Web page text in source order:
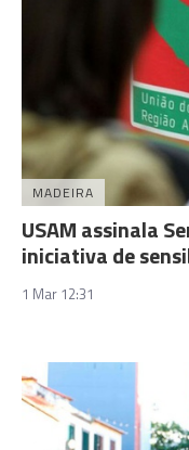
MADEIRA
USAM assinala
iniciativa de
1 Mar 12:31